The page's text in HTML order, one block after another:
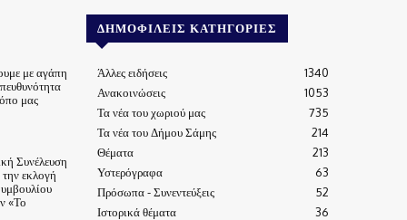
με αγάπη
μας
Συνέλευση
την εκλογή
«Το
ΔΗΜΟΦΙΛΕΊΣ ΚΑΤΗΓΟΡΊΕΣ
Άλλες ειδήσεις
1340
Ανακοινώσεις
1053
Τα νέα του χωριού μας
735
Τα νέα του Δήμου Σάμης
214
Θέματα
213
Υστερόγραφα
63
Πρόσωπα - Συνεντεύξεις
52
Ιστορικά θέματα
36